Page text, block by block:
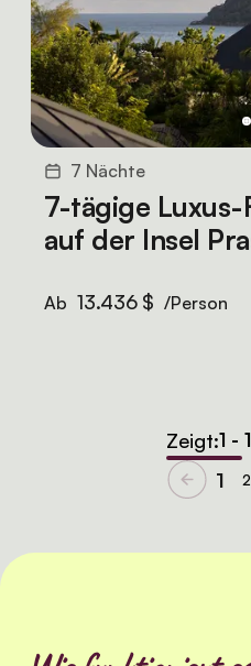
7 Nächte
7-tägige
auf der Insel
Ab 13.436 $ /Person
Zeigt:1 -
1
2